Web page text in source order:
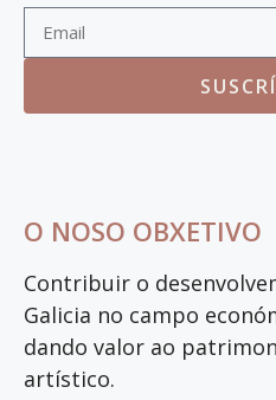
O NOSO OBXETIVO
Contribuir o
Galicia no campo
dando valor ao
artístico.